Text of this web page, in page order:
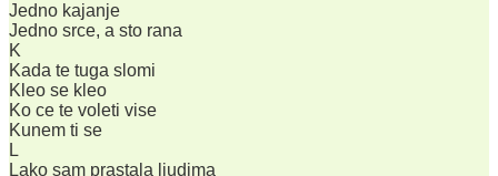
Jedno kajanje
Jedno srce, a sto rana
K
Kada te tuga slomi
Kleo se kleo
Ko ce te voleti vise
Kunem ti se
L
Lako sam prastala ljudima